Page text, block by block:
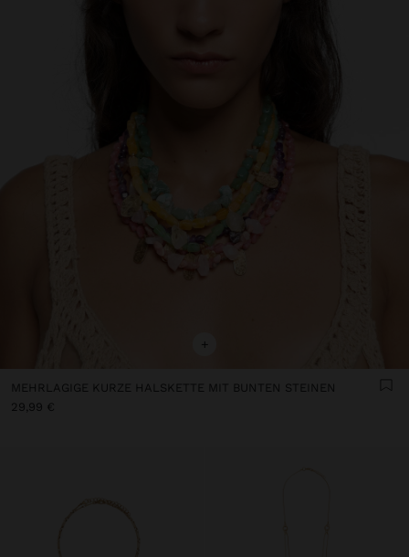
+
MEHRLAGIGE KURZE HALSKETTE MIT BUNTEN STEINEN
29,99 €